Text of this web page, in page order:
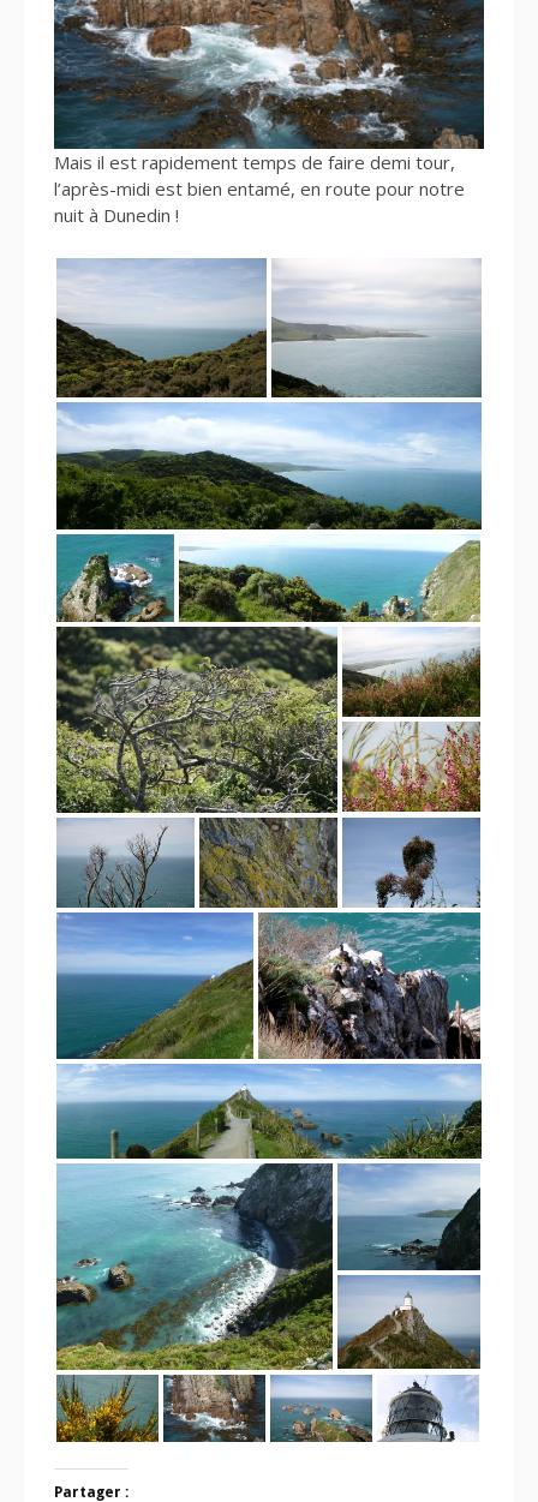
Mais il est rapidement temps de faire demi tour,
l’après-midi est bien entamé, en route pour notre
nuit à Dunedin !
Partager :